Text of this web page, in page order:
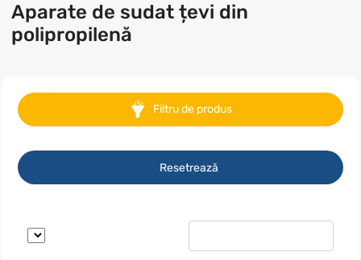
Aparate de sudat țevi din
polipropilenă
Filtru de produs
Resetrează